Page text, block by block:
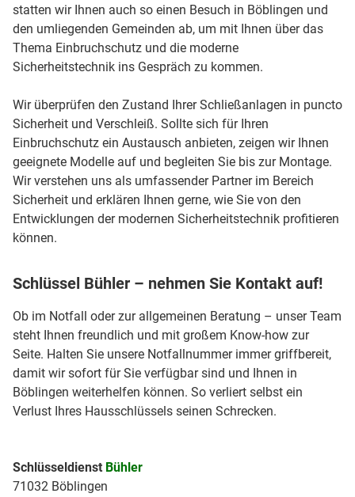
statten wir Ihnen auch so einen Besuch in Böblingen und
den umliegenden Gemeinden ab, um mit Ihnen über das
Thema Einbruchschutz und die moderne
Sicherheitstechnik ins Gespräch zu kommen.
Wir überprüfen den Zustand Ihrer Schließanlagen in puncto
Sicherheit und Verschleiß. Sollte sich für Ihren
Einbruchschutz ein Austausch anbieten, zeigen wir Ihnen
geeignete Modelle auf und begleiten Sie bis zur Montage.
Wir verstehen uns als umfassender Partner im Bereich
Sicherheit und erklären Ihnen gerne, wie Sie von den
Entwicklungen der modernen Sicherheitstechnik profitieren
können.
Schlüssel Bühler – nehmen Sie Kontakt auf!
Ob im Notfall oder zur allgemeinen Beratung – unser Team
steht Ihnen freundlich und mit großem Know-how zur
Seite. Halten Sie unsere Notfallnummer immer griffbereit,
damit wir sofort für Sie verfügbar sind und Ihnen in
Böblingen weiterhelfen können. So verliert selbst ein
Verlust Ihres Hausschlüssels seinen Schrecken.
Schlüsseldienst Bühler
71032 Böblingen